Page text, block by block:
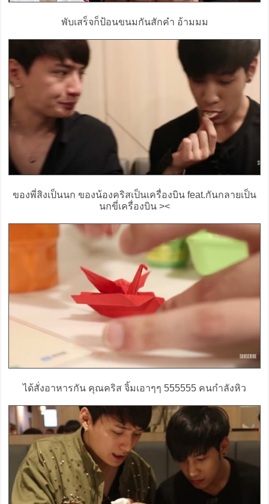
พับเสร็จก็ป้อนขนมกันสักคำ อ้ามมม
ของพี่สิงเป็นนก ของน้องคริสเป็นเครื่องบิน feat.กันกลายเป็น
นกขี่เครื่องบิน ><
ได้สั่งอาหารกัน คุณคริส จิ้มเอาๆๆ 555555 คนกำลังหิว